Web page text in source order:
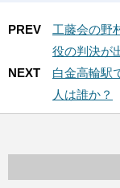
PREV
工藤会の野
役の判決が
NEXT
白金高輪駅
人は誰か？